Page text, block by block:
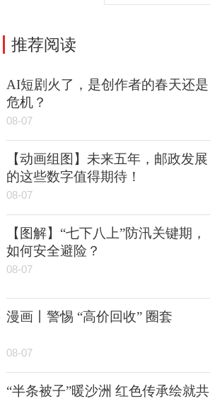
推荐阅读
AI短剧火了，是创作者的春天还是
危机？
08-07
【动画组图】未来五年，邮政发展
的这些数字值得期待！
08-07
【图解】“七下八上”防汛关键期，
如何安全避险？
08-07
漫画丨警惕 “高价回收” 圈套
08-07
“半条被子”暖沙洲 红色传承绘就共